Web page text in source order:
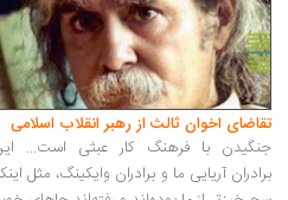
تقاضای اخوان ثالث از رهبر انقلاب اسلامی
جنگیدن با فرهنگ کار عبثی است...
برادران آریایی ما و برادران وایکینگ، مثل